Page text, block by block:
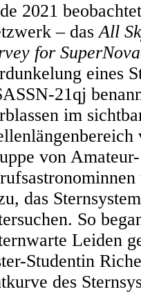
2021
– dasAll
for
eines
21qj
im
von
das
So
Leiden
Studentin
des